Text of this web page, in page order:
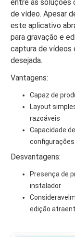
entre as soluções
de vídeo. Apesar
este aplicativo
para gravação e
captura de vídeos
desejada.
Vantagens:
Capaz de
Layout
razoáveis
Capacidade
configurações
Desvantagens:
Presença de
instalador
edição